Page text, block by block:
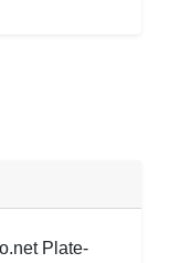
Plate-